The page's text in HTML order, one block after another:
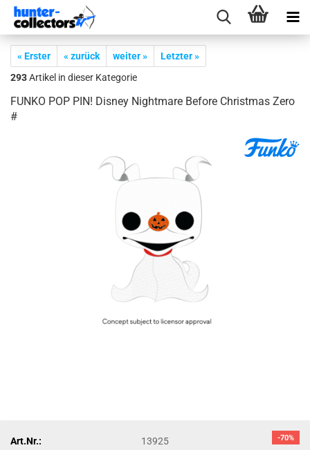
« Erster « zurück weiter »
Letzter »
293Artikel in dieser Kategorie
FUNKO POP PIN! Dis­ney Night­ma­re Be­fo­re Christ­mas Zero
#
-70%
Art.Nr.:
13925